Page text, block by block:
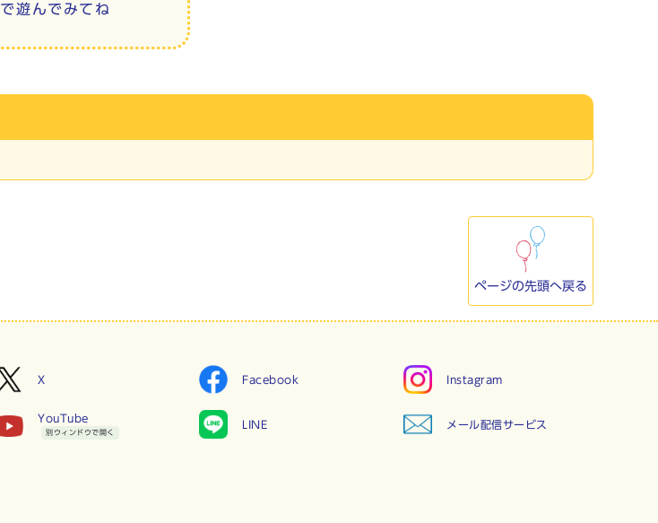
で遊んでみてね
ページの先頭へ戻る
X Facebook Instagram
YouTube
別ウィンドウで開く
LINE メール配信サービス